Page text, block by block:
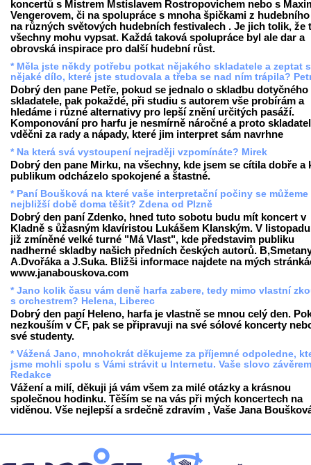
koncertů s Mistrem Mstislavem Rostropovichem nebo s
Vengerovem, či na spolupráce s mnoha špičkami z
na různých světových hudebních festivalech . Je jich tolik, že
všechny mohu vypsat. Každá taková spolupráce byl ale dar a
obrovská inspirace pro další hudební růst.
* Měla jste někdy potřebu potkat nějakého skladatele a zeptat
nějaké dílo, které jste studovala a třeba se nad ním trápila?
Dobrý den pane Petře, pokud se jednalo o skladbu dotyčného
skladatele, pak pokaždé, při studiu s autorem vše probírám a
hledáme i různé alternativy pro lepší znění určitých pasáží.
Komponování pro harfu je nesmírně náročné a proto
vděčni za rady a nápady, které jim interpret sám navrhne
* Na která svá vystoupení nejraději vzpomínáte? Mirek
Dobrý den pane Mirku, na všechny, kde jsem se cítila dobře a
publikum odcházelo spokojené a štastné.
* Paní Boušková na které vaše interpretační počiny se můžeme
nejbližší době doma těšit? Zdena od Plzně
Dobrý den paní Zdenko, hned tuto sobotu budu mít koncert v
Kladně s ůžasným klavíristou Lukášem Klanským. V
již zmíněné velké turné "Má Vlast", kde představim publiku
nadherné skladby našich předních českých autorů.
A.Dvořáka a J.Suka. Bližši informace najdete na mých
www.janabouskova.com
* Jano kolik času vám deně harfa zabere, tedy mimo vlastní
s orchestrem? Helena, Liberec
Dobrý den paní Heleno, harfa je vlastně se mnou celý den.
nezkouším v ČF, pak se připravuji na své sólové koncerty
své studenty.
* Vážená Jano, mnohokrát děkujeme za příjemné odpoledne,
jsme mohli spolu s Vámi strávit u Internetu. Vaše slovo
Redakce
Vážení a milí, děkuji já vám všem za milé otázky a krásnou
společnou hodinku. Těším se na vás při mých koncertech na
viděnou. Vše nejlepší a srdečně zdravím , Vaše Jana